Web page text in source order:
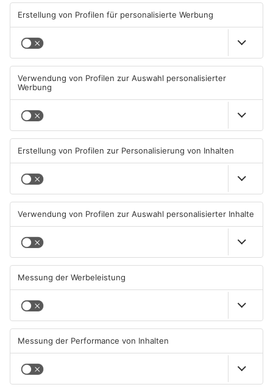
Zwei Fußgänger in
Aschaffenburg von
Mercedes erfasst
07.08.2026, 07:52 UHR IN
Große Baustelle in
Aschaffenburger Innenstadt
05.08.2026, 06:40 UHR IN
Feuerwerk löst wohl Brand in
aus
04.08.2026, 13:21 UHR IN
ASCHAFFENBURG
TOPNEWS
Aschaffenburg: Prozess um
04.08.2026, 06:36 UHR IN